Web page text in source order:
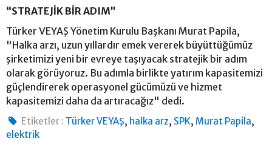
“STRATEJİK BİR ADIM”
Türker VEYAŞ Yönetim Kurulu Başkanı Murat Papila,
"Halka arzı, uzun yıllardır emek vererek büyüttüğümüz
şirketimizi yeni bir evreye taşıyacak stratejik bir adım
olarak görüyoruz. Bu adımla birlikte yatırım kapasitemizi
güçlendirerek operasyonel gücümüzü ve hizmet
kapasitemizi daha da artıracağız" dedi.
Etiketler : Türker VEYAŞ, halka arz, SPK,Murat Papila,
elektrik